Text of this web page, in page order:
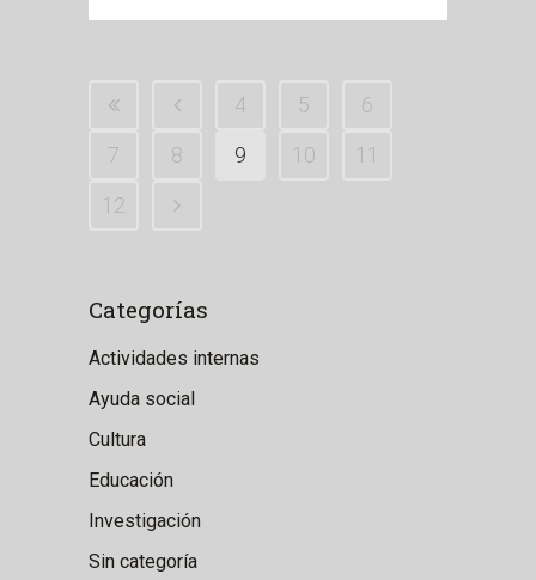
4 5
6
7
8 9 10
11
12
Categorías
Actividades internas
Ayuda social
Cultura
Educación
Investigación
Sin categoría